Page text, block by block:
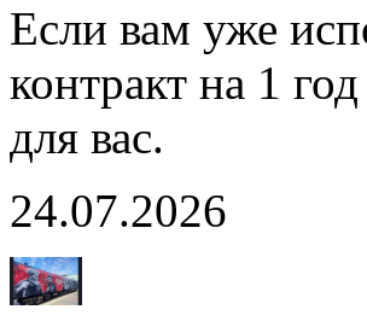
Если вам уже
контракт на 1
для вас.
24.07.2026